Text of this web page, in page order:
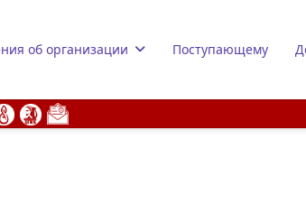
об организации Поступающему